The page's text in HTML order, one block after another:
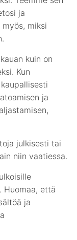
ja
miksi
kuin on
Kun
ja
julkisesti tai
niin vaatiessa.
Huomaa, että
ja